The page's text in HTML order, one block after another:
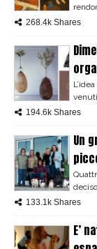
268.4k Shares
194.6k Shares
Un
133.1k Shares
E’